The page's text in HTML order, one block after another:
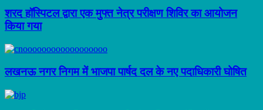
शरद हॉस्पिटल द्वारा एक मुफ्त नेत्र परीक्षण शिविर का आयोजन
किया गया
लखनऊ नगर निगम में भाजपा पार्षद दल के नए पदाधिकारी घोषित